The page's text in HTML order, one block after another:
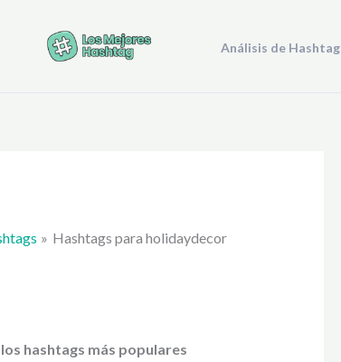
Análisis de Hashtag
Hashtags para holidaydecor
los hashtags más populares